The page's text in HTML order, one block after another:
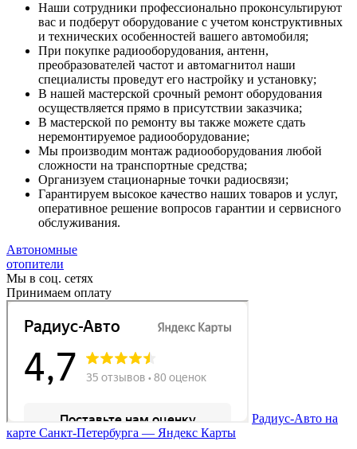
Наши сотрудники профессионально проконсультируют
вас и подберут оборудование с учетом конструктивных
и технических особенностей вашего автомобиля;
При покупке радиооборудования, антенн,
преобразователей частот и автомагнитол наши
специалисты проведут его настройку и установку;
В нашей мастерской срочный ремонт оборудования
осуществляется прямо в присутствии заказчика;
В мастерской по ремонту вы также можете сдать
неремонтируемое радиооборудование;
Мы производим монтаж радиооборудования любой
сложности на транспортные средства;
Организуем стационарные точки радиосвязи;
Гарантируем высокое качество наших товаров и услуг,
оперативное решение вопросов гарантии и сервисного
обслуживания.
Автономные
отопители
Мы в соц. сетях
Принимаем оплату
Радиус-Авто на
карте Санкт‑Петербурга — Яндекс Карты